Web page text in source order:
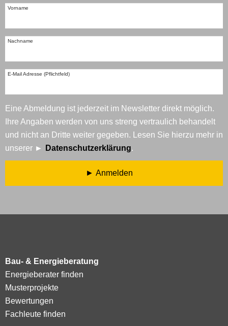
Vorname
Nachname
E-Mail Adresse (Pflichtfeld)
Eine Abmeldung ist jederzeit im Newsletter direkt möglich.
Ihre Angaben werden von uns streng vertraulich behandelt
und nicht an Dritte weiter gegeben. Lesen Sie hierzu mehr in
unserer
Datenschutzerklärung.
Anmelden
Bau- & Energieberatung
Energieberater finden
Musterprojekte
Bewertungen
Fachleute finden